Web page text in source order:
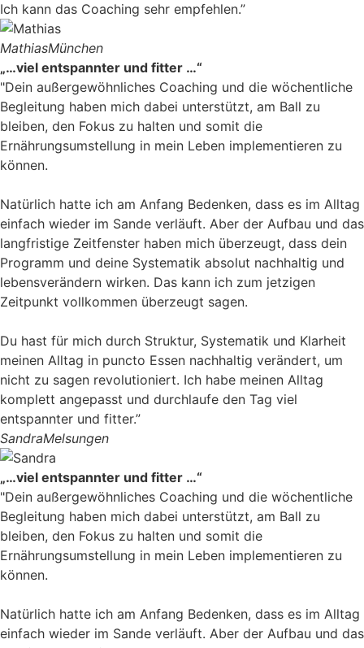
Ich kann das Coaching sehr empfehlen.”
MathiasMünchen
„…viel entspannter und fitter …“
"Dein außergewöhnliches Coaching und die wöchentliche
Begleitung haben mich dabei unterstützt, am Ball zu
bleiben, den Fokus zu halten und somit die
Ernährungsumstellung in mein Leben implementieren zu
können.
Natürlich hatte ich am Anfang Bedenken, dass es im Alltag
einfach wieder im Sande verläuft. Aber der Aufbau und das
langfristige Zeitfenster haben mich überzeugt, dass dein
Programm und deine Systematik absolut nachhaltig und
lebensverändern wirken. Das kann ich zum jetzigen
Zeitpunkt vollkommen überzeugt sagen.
Du hast für mich durch Struktur, Systematik und Klarheit
meinen Alltag in puncto Essen nachhaltig verändert, um
nicht zu sagen revolutioniert. Ich habe meinen Alltag
komplett angepasst und durchlaufe den Tag viel
entspannter und fitter.”
SandraMelsungen
„…viel entspannter und fitter …“
"Dein außergewöhnliches Coaching und die wöchentliche
Begleitung haben mich dabei unterstützt, am Ball zu
bleiben, den Fokus zu halten und somit die
Ernährungsumstellung in mein Leben implementieren zu
können.
Natürlich hatte ich am Anfang Bedenken, dass es im Alltag
einfach wieder im Sande verläuft. Aber der Aufbau und das